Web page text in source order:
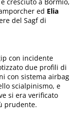
ed Elia
del Sagf di
con incidente
due profili di
con sistema airbag
scialpinismo, e
si era verificato
prudente.